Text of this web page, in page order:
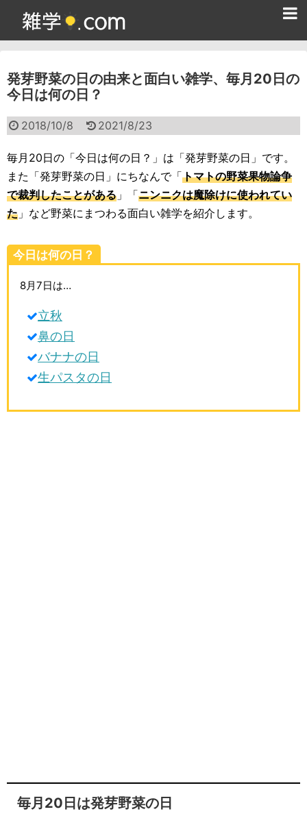
発芽野菜の日の由来と面白い雑学、毎月20日の
今日は何の日？
2018/10/8 2021/8/23
毎月20日の「今日は何の日？」は「発芽野菜の日」です。
また「発芽野菜の日」にちなんで「トマトの野菜果物論争
で裁判したことがある 」「ニンニクは魔除けに使われてい
た 」など野菜にまつわる面白い雑学を紹介します。
今日は何の日？
8月7日は…
立秋
鼻の日
バナナの日
生パスタの日
毎月20日は発芽野菜の日
雑学クイズ問題集
面白い雑学
ためになる雑学
スポーツ雑学
動物雑学
歴史雑学
生活雑学
サイト情報